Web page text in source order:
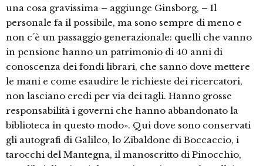
una cosa gravissima – aggiunge Ginsborg, – Il
personale fa il possibile, ma sono sempre di meno e
non c´è un passaggio generazionale: quelli che vanno
in pensione hanno un patrimonio di 40 anni di
conoscenza dei fondi librari, che sanno dove mettere
le mani e come esaudire le richieste dei ricercatori,
non lasciano eredi per via dei tagli. Hanno grosse
responsabilità i governi che hanno abbandonato la
biblioteca in questo modo». Qui dove sono conservati
gli autografi di Galileo, lo Zibaldone di Boccaccio, i
tarocchi del Mantegna, il manoscritto di Pinocchio,